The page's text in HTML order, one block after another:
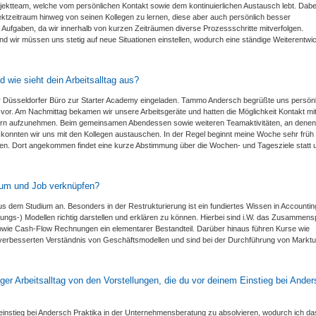
welche vom persönlichen Kontakt sowie dem kontinuierlichen Austausch lebt.
hinweg von seinen Kollegen zu lernen, diese aber auch persönlich besser
da wir innerhalb von kurzen Zeiträumen diverse Prozessschritte mitverfolgen.
wir müssen uns stetig auf neue Situationen einstellen, wodurch eine ständige
wie sieht dein Arbeitsalltag aus?
Büro zur Starter Academy eingeladen. Tammo Andersch begrüßte uns
Am Nachmittag bekamen wir unsere Arbeitsgeräte und hatten die Möglichkeit Kontakt mit
aufzunehmen. Beim gemeinsamen Abendessen sowie weiteren Teamaktivitäten, an denen
wir uns mit den Kollegen austauschen. In der Regel beginnt meine Woche sehr früh
Dort angekommen findet eine kurze Abstimmung über die Wochen- und Tagesziele statt
und Job verknüpfen?
dem Studium an. Besonders in der Restrukturierung ist ein fundiertes Wissen in
) Modellen richtig darstellen und erklären zu können. Hierbei sind i.W. das
Cash-Flow Rechnungen ein elementarer Bestandteil. Darüber hinaus führen Kurse wie
Verständnis von Geschäftsmodellen und sind bei der Durchführung von
Arbeitsalltag von den Vorstellungen, die du vor deinem Einstieg bei
bei Andersch Praktika in der Unternehmensberatung zu absolvieren, wodurch ich